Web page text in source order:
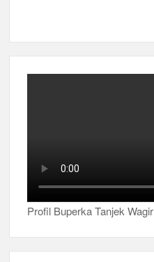
Profil Buperka Tanjek Wagir